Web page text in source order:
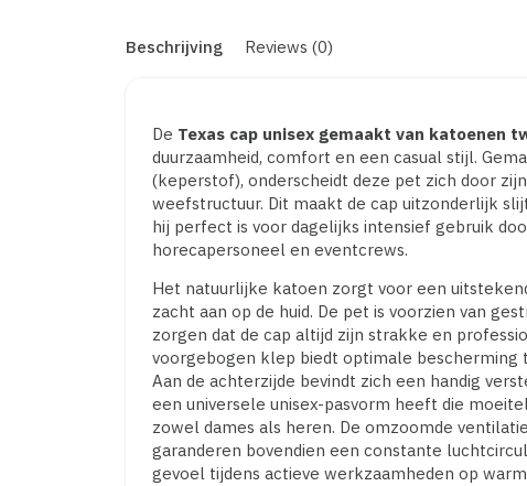
Beschrijving Reviews (0)
De Texas cap unisex gemaakt van katoenen
duurzaamheid, comfort en een casual stijl.
(keperstof), onderscheidt deze pet zich door
weefstructuur. Dit maakt de cap uitzonderlijk
hij perfect is voor dagelijks intensief gebruik
horecapersoneel en eventcrews.
Het natuurlijke katoen zorgt voor een
zacht aan op de huid. De pet is voorzien van
zorgen dat de cap altijd zijn strakke en
voorgebogen klep biedt optimale
Aan de achterzijde bevindt zich een handig
een universele unisex-pasvorm heeft die
zowel dames als heren. De omzoomde
garanderen bovendien een constante
gevoel tijdens actieve werkzaamheden op